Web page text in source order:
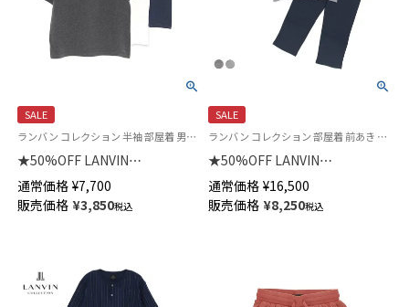
SALE
ランバン コレクション 半袖 部屋着 男性 紳士 プレゼント ラウンジウェア
★50%OFF LANVIN
COLLECTION 半袖 Tシャツ【M
Lサイズ】天竺杢無地 シーズンロ
ゴ 綿100% メンズ パジャマ
通常価格 ¥7,700
販売価格 ¥3,850税込
SALE
ランバン コレクション 部屋着 前あき 男性 紳士 ラウンジウェア
★50%OFF LANVIN
COLLECTION 夏用パジャマ 上
下セット【M Lサイズ】先染め 天
竺杢ボーダー 天竺無地 綿100%
通常価格 ¥16,500
販売価格 ¥8,250税込